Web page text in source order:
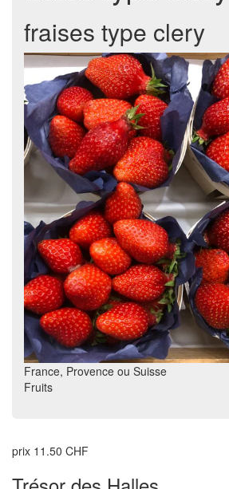
fraises type clery
France, Provence ou Suisse
Fruits
prix 11.50 CHF